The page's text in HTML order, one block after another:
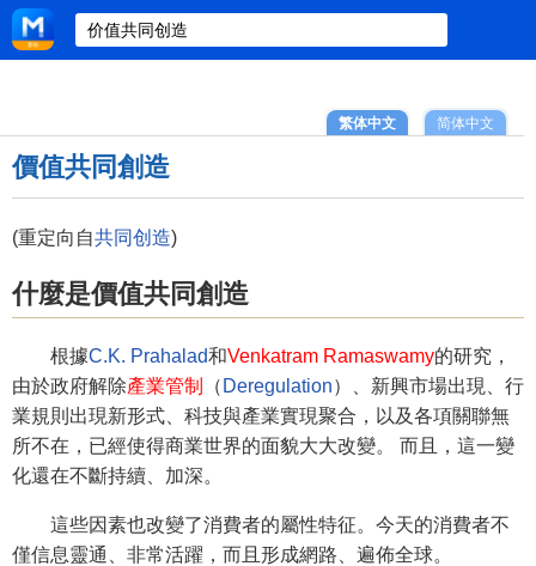
简体中文
繁体中文
價值共同創造
(重定向自共同创造)
什麼是價值共同創造
根據C.K. Prahalad和Venkatram Ramaswamy的研究，
由於政府解除產業管制 （ Deregulation）、新興市場出現、行
業規則出現新形式、科技與產業實現聚合，以及各項關聯無
所不在，已經使得商業世界的面貌大大改變。 而且，這一變
化還在不斷持續、加深。
這些因素也改變了消費者的屬性特征。今天的消費者不
僅信息靈通、非常活躍，而且形成網路、遍佈全球。